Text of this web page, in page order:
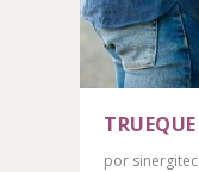
TRUEQUE
por sinergitec